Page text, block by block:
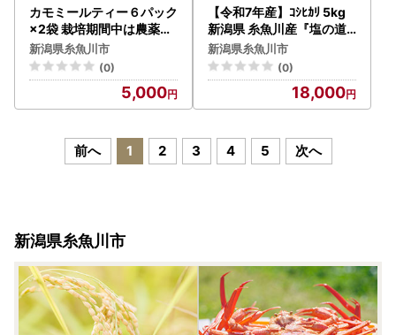
カモミールティー６パック
×2袋 栽培期間中は農薬不
使用で栽培 新潟県 糸魚川
母の日
新潟県糸魚川市
(0)
5,000
【令和7年産】ｺｼﾋｶﾘ 5kg
新潟県 糸魚川産『塩の道
』牧江米店
新潟県糸魚川市
(0)
18,000
前へ 1 2 3 4 5 次へ
新潟県糸魚川市